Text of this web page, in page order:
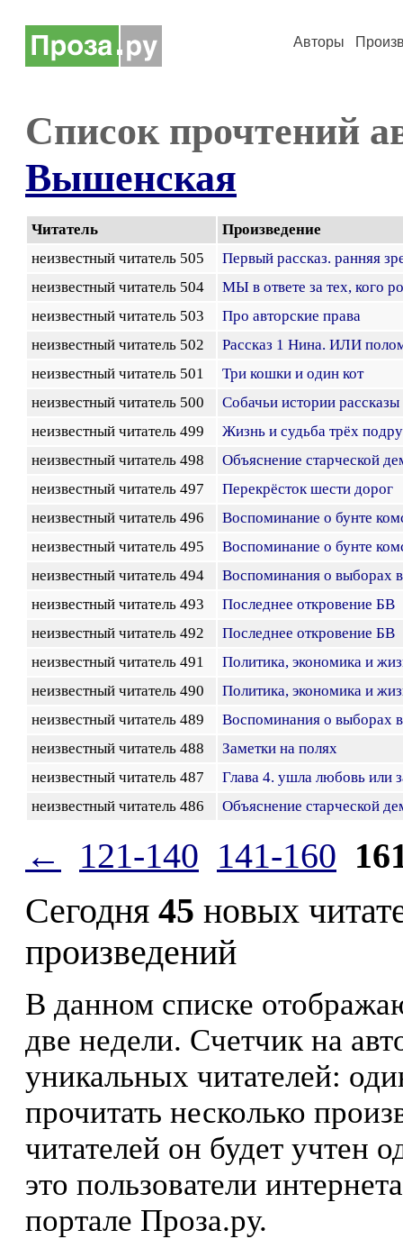
Авторы
Список прочтений
Вышенская
Читатель
Произведение
неизвестный читатель 505
Первый рассказ. ранняя
неизвестный читатель 504
МЫ в ответе за тех, кого
неизвестный читатель 503
Про авторские права
неизвестный читатель 502
Рассказ 1 Нина. ИЛИ
неизвестный читатель 501
Три кошки и один кот
неизвестный читатель 500
Собачьи истории
неизвестный читатель 499
Жизнь и судьба трёх
неизвестный читатель 498
Объяснение старческой
неизвестный читатель 497
Перекрёсток шести дорог
неизвестный читатель 496
Воспоминание о бунте
неизвестный читатель 495
Воспоминание о бунте
неизвестный читатель 494
Воспоминания о выборах
неизвестный читатель 493
Последнее откровение БВ
неизвестный читатель 492
Последнее откровение БВ
неизвестный читатель 491
Политика, экономика и
неизвестный читатель 490
Политика, экономика и
неизвестный читатель 489
Воспоминания о выборах
неизвестный читатель 488
Заметки на полях
неизвестный читатель 487
Глава 4. ушла любовь или
неизвестный читатель 486
Объяснение старческой
← 121-140 141-160
Сегодня 45 новых
произведений
В данном списке
две недели. Счетчик на
уникальных читателей:
прочитать несколько
читателей он будет учтен
это пользователи
портале Проза.ру.